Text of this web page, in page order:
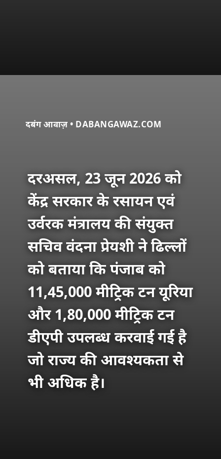
दबंग आवाज़ • DABANGAWAZ.COM
दरअसल, 23 जून 2026 को
केंद्र सरकार के रसायन एवं
उर्वरक मंत्रालय की संयुक्त
सचिव वंदना प्रेयशी ने ढिल्लों
को बताया कि पंजाब को
11,45,000 मीट्रिक टन यूरिया
और 1,80,000 मीट्रिक टन
डीएपी उपलब्ध करवाई गई है
जो राज्य की आवश्यकता से
भी अधिक है।